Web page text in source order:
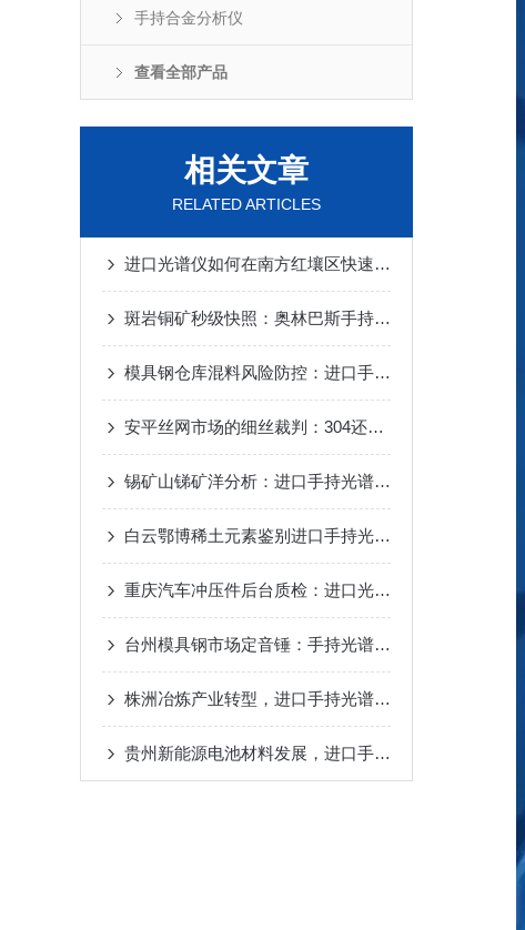
手持合金分析仪
查看全部产品
相关文章
RELATED ARTICLES
进口光谱仪如何在南方红壤区快速圈定轻稀土与重稀土的富集层位？
斑岩铜矿秒级快照：奥林巴斯手持光谱仪低品位大吨位露天矿中圈定矿化？
模具钢仓库混料风险防控：进口手持XRF对H13与Cr12MoV的快速甄别
安平丝网市场的细丝裁判：304还是316，进口手持分析仪连细丝也能测
锡矿山锑矿洋分析：进口手持光谱仪专治锑砷不分家的老毛病
白云鄂博稀土元素鉴别进口手持光谱仪在矿堆上给镧铈镨钕技术特点
重庆汽车冲压件后台质检：进口光谱仪为千吨冲模具钢建立成分档案
台州模具钢市场定音锤：手持光谱仪品牌千吨的废料与来料中精准判定价值？
株洲冶炼产业转型，进口手持光谱仪冶炼废渣重金属快速评估？
贵州新能源电池材料发展，进口手持光谱仪正极材料金属杂质管控？